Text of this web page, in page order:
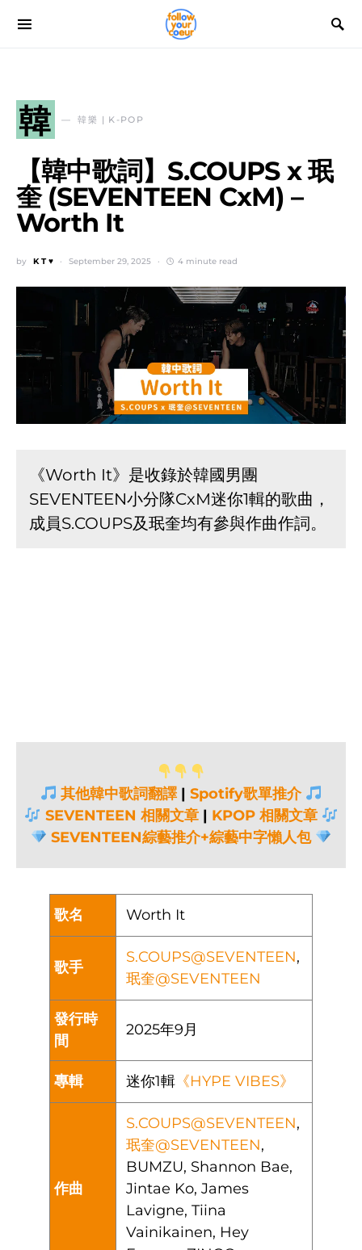
韓 韓樂 | K-POP
【韓中歌詞】S.COUPS x 珉
奎 (SEVENTEEN CxM) –
Worth It
by K T ♥ September 29, 2025 4 minute read
《Worth It》是收錄於韓國男團
SEVENTEEN小分隊CxM迷你1輯的歌曲，
成員S.COUPS及珉奎均有參與作曲作詞。
其他韓中歌詞翻譯| Spotify歌單推介
SEVENTEEN 相關文章| KPOP 相關文章
SEVENTEEN綜藝推介+綜藝中字懶人包
歌名 Worth It
歌手
S.COUPS@SEVENTEEN,
珉奎@SEVENTEEN
發行時
間
2025年9月
專輯 迷你1輯 《HYPE VIBES》
作曲
S.COUPS@SEVENTEEN,
珉奎@SEVENTEEN,
BUMZU, Shannon Bae,
Jintae Ko, James
Lavigne, Tiina
Vainikainen, Hey